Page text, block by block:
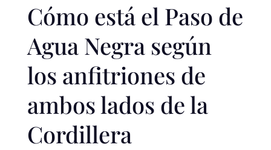
Cómo está el Paso de
Agua Negra según
los anfitriones de
ambos lados de la
Cordillera